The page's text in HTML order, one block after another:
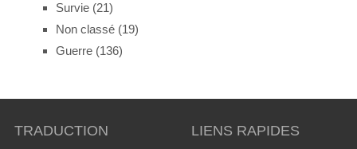
Survie(21)
Non classé(19)
Guerre(136)
TRADUCTION LIENS RAPIDES